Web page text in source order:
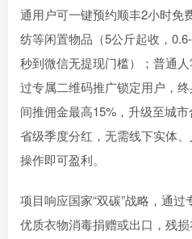
通用户可一键预约顺丰2小时免
纺等闲置物品（5公斤起收，
秒到微信无提现门槛）；普通
过专属二维码推广锁定用户，
间推佣金最高15%，升级至城市
省级季度分红，无需线下实体
操作即可盈利。
项目响应国家“双碳”战略，通过
优质衣物消毒捐赠或出口，残